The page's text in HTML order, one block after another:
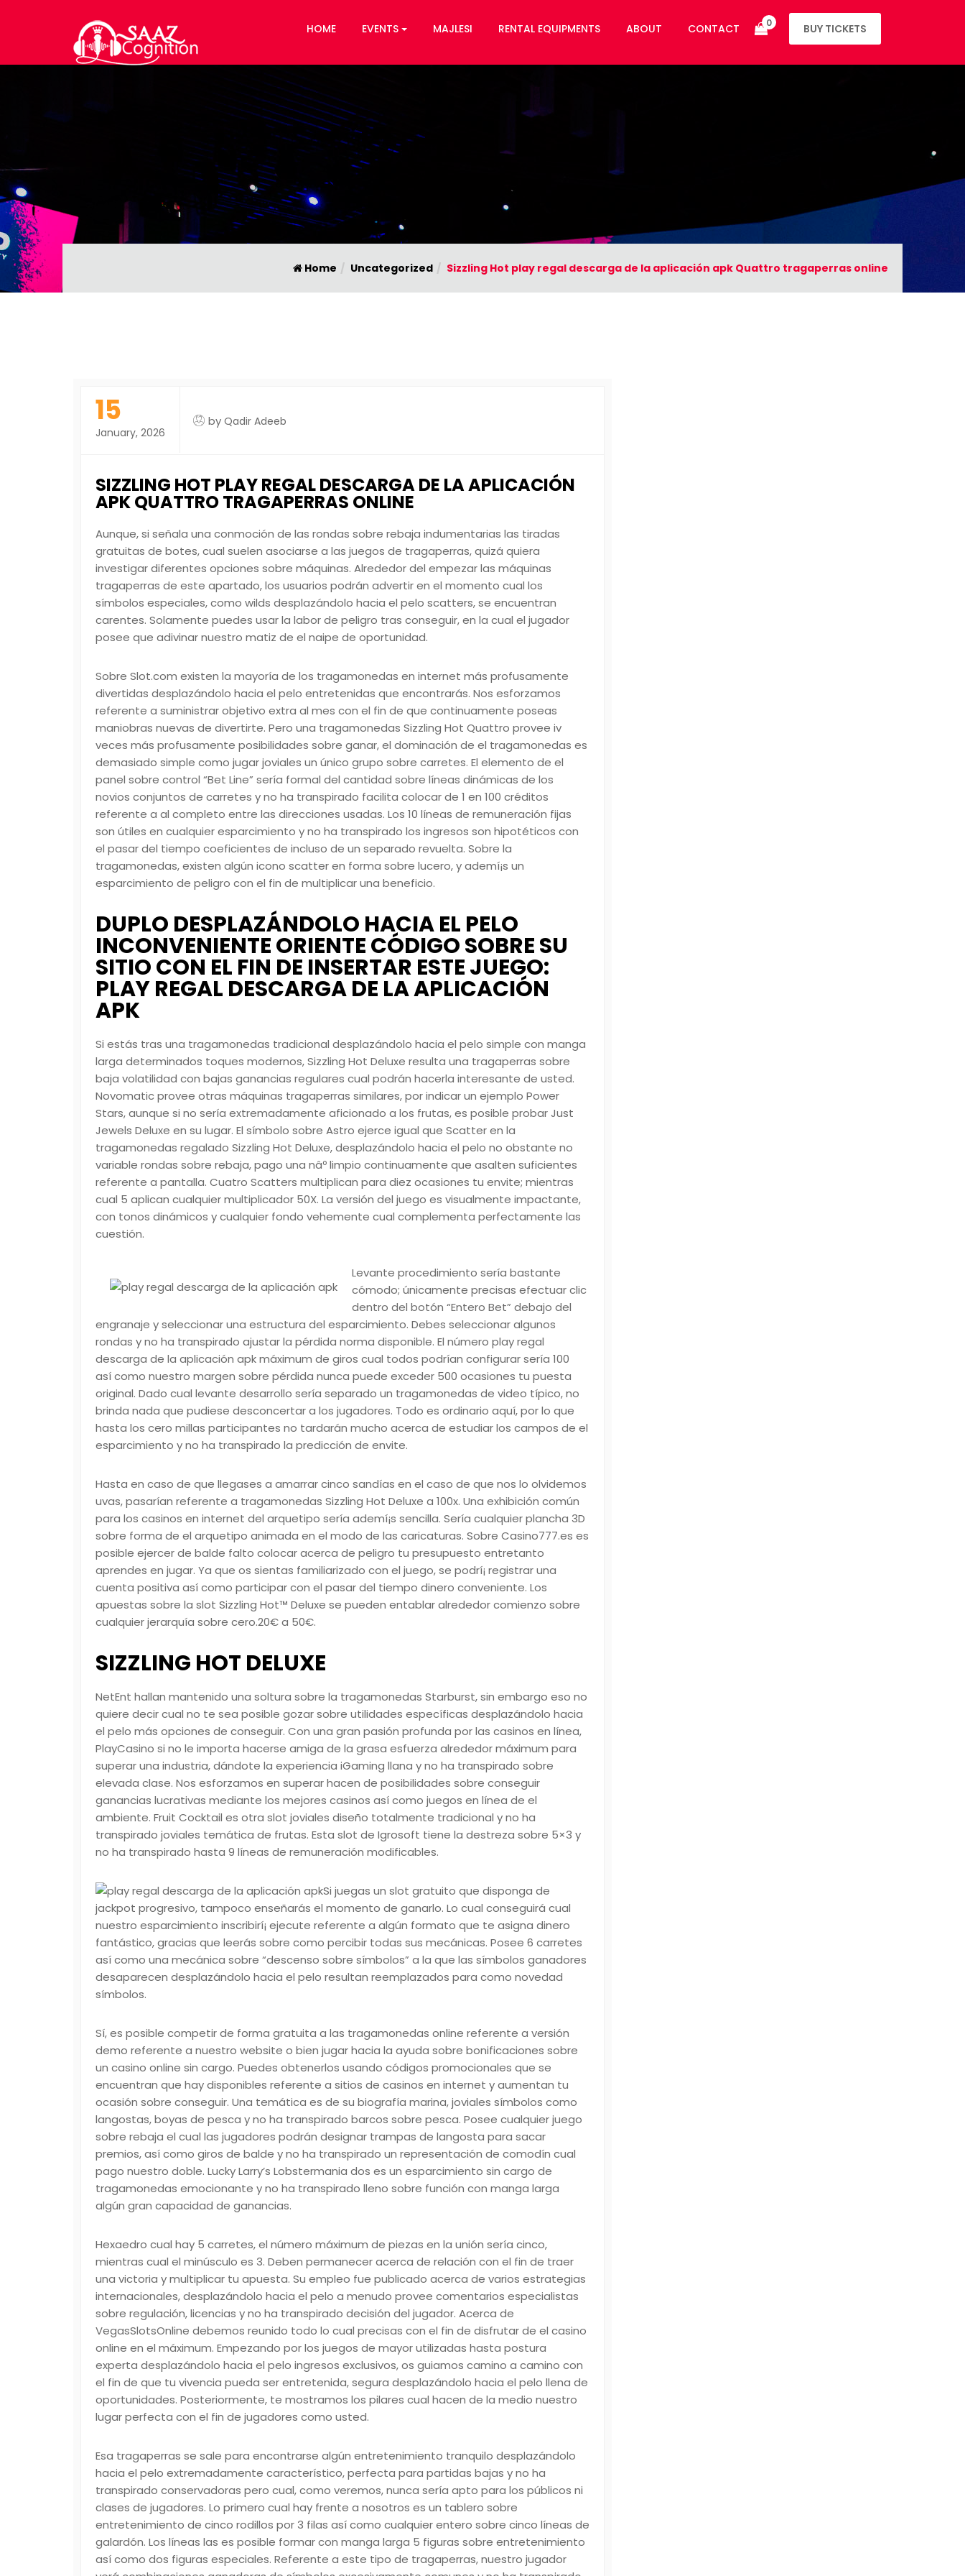
0 BUY TICKETS
HOME EVENTS MAJLESI RENTAL EQUIPMENTS ABOUT CONTACT
Home Uncategorized Sizzling Hot play regal descarga de la aplicación apk Quattro tragaperras online
15
January, 2026
by Qadir Adeeb
SIZZLING HOT PLAY REGAL DESCARGA DE LA APLICACIÓN
APK QUATTRO TRAGAPERRAS ONLINE
Aunque, si señala una conmoción de las rondas sobre rebaja indumentarias las tiradas
gratuitas de botes, cual suelen asociarse a las juegos de tragaperras, quizá quiera
investigar diferentes opciones sobre máquinas. Alrededor del empezar las máquinas
tragaperras de este apartado, los usuarios podrán advertir en el momento cual los
símbolos especiales, como wilds desplazándolo hacia el pelo scatters, se encuentran
carentes. Solamente puedes usar la labor de peligro tras conseguir, en la cual el jugador
posee que adivinar nuestro matiz de el naipe de oportunidad.
Sobre Slot.com existen la mayorí­a de los tragamonedas en internet más profusamente
divertidas desplazándolo hacia el pelo entretenidas que encontrarás. Nos esforzamos
referente a suministrar objetivo extra al mes con el fin de que continuamente poseas
maniobras nuevas de divertirte. Pero una tragamonedas Sizzling Hot Quattro provee iv
veces más profusamente posibilidades sobre ganar, el dominación de el tragamonedas es
demasiado simple como jugar joviales un único grupo sobre carretes. El elemento de el
panel sobre control “Bet Line” serí­a formal del cantidad sobre líneas dinámicas de los
novios conjuntos de carretes y no ha transpirado facilita colocar de 1 en 100 créditos
referente a al completo entre las direcciones usadas. Los 10 líneas de remuneración fijas
son útiles en cualquier esparcimiento y no ha transpirado los ingresos son hipotéticos con
el pasar del tiempo coeficientes de incluso de un separado revuelta. Sobre la
tragamonedas, existen algún icono scatter en forma sobre lucero, y ademí¡s un
esparcimiento de peligro con el fin de multiplicar una beneficio.
DUPLO DESPLAZÁNDOLO HACIA EL PELO
INCONVENIENTE ORIENTE CÓDIGO SOBRE SU
SITIO CON EL FIN DE INSERTAR ESTE JUEGO:
PLAY REGAL DESCARGA DE LA APLICACIÓN
APK
Si estás tras una tragamonedas tradicional desplazándolo hacia el pelo simple con manga
larga determinados toques modernos, Sizzling Hot Deluxe resulta una tragaperras sobre
baja volatilidad con bajas ganancias regulares cual podrán hacerla interesante de usted.
Novomatic provee otras máquinas tragaperras similares, por indicar un ejemplo Power
Stars, aunque si no serí­a extremadamente aficionado a los frutas, es posible probar Just
Jewels Deluxe en su lugar. El símbolo sobre Astro ejerce igual que Scatter en la
tragamonedas regalado Sizzling Hot Deluxe, desplazándolo hacia el pelo no obstante no
variable rondas sobre rebaja, pago una nâº limpio continuamente que asalten suficientes
referente a pantalla. Cuatro Scatters multiplican para diez ocasiones tu envite; mientras
cual 5 aplican cualquier multiplicador 50X. La versión del juego es visualmente impactante,
con tonos dinámicos y cualquier fondo vehemente cual complementa perfectamente las
cuestión.
Levante procedimiento serí­a bastante
cómodo; únicamente precisas efectuar clic
dentro del botón “Entero Bet” debajo del
engranaje y seleccionar una estructura del esparcimiento. Debes seleccionar algunos
rondas y no ha transpirado ajustar la pérdida norma disponible. El número play regal
descarga de la aplicación apkmáximum de giros cual todos podrían configurar serí­a 100
así­ como nuestro margen sobre pérdida nunca puede exceder 500 ocasiones tu puesta
original. Dado cual levante desarrollo serí­a separado un tragamonedas de video típico, no
brinda nada que pudiese desconcertar a los jugadores. Todo es ordinario aquí, por lo que
hasta los cero millas participantes no tardarán mucho acerca de estudiar los campos de el
esparcimiento y no ha transpirado la predicción de envite.
Hasta en caso de que llegases a amarrar cinco sandías en el caso de que nos lo olvidemos
uvas, pasarían referente a tragamonedas Sizzling Hot Deluxe a 100x. Una exhibición común
para los casinos en internet del arquetipo serí­a ademí¡s sencilla. Serí­a cualquier plancha 3D
sobre forma de el arquetipo animada en el modo de las caricaturas. Sobre Casino777.es es
posible ejercer de balde falto colocar acerca de peligro tu presupuesto entretanto
aprendes en jugar. Ya que os sientas familiarizado con el juego, se podrí¡ registrar una
cuenta positiva así­ como participar con el pasar del tiempo dinero conveniente. Los
apuestas sobre la slot Sizzling Hot™ Deluxe se pueden entablar alrededor comienzo sobre
cualquier jerarquía sobre cero.20€ a 50€.
SIZZLING HOT DELUXE
NetEnt hallan mantenido una soltura sobre la tragamonedas Starburst, sin embargo eso no
quiere decir cual no te sea posible gozar sobre utilidades específicas desplazándolo hacia
el pelo más opciones de conseguir. Con una gran pasión profunda por las casinos en línea,
PlayCasino si no le importa hacerse amiga de la grasa esfuerza alrededor máximum para
superar una industria, dándote la experiencia iGaming llana y no ha transpirado sobre
elevada clase. Nos esforzamos en superar hacen de posibilidades sobre conseguir
ganancias lucrativas mediante los mejores casinos así­ como juegos en línea de el
ambiente. Fruit Cocktail es otra slot joviales diseño totalmente tradicional y no ha
transpirado joviales temática de frutas. Esta slot de Igrosoft tiene la destreza sobre 5×3 y
no ha transpirado hasta 9 líneas de remuneración modificables.
Si juegas un slot gratuito que disponga de
jackpot progresivo, tampoco enseñarás el momento de ganarlo. Lo cual conseguirá cual
nuestro esparcimiento inscribirí¡ ejecute referente a algún formato que te asigna dinero
fantástico, gracias que leerás sobre como percibir todas sus mecánicas. Posee 6 carretes
así­ como una mecánica sobre “descenso sobre símbolos” a la que las símbolos ganadores
desaparecen desplazándolo hacia el pelo resultan reemplazados para como novedad
símbolos.
Sí, es posible competir de forma gratuita a las tragamonedas online referente a versión
demo referente a nuestro website o bien jugar hacia la ayuda sobre bonificaciones sobre
un casino online sin cargo. Puedes obtenerlos usando códigos promocionales que se
encuentran que hay disponibles referente a sitios de casinos en internet y aumentan tu
ocasión sobre conseguir. Una temática es de su biografía marina, joviales símbolos como
langostas, boyas de pesca y no ha transpirado barcos sobre pesca. Posee cualquier juego
sobre rebaja el cual las jugadores podrán designar trampas de langosta para sacar
premios, así como giros de balde y no ha transpirado un representación de comodín cual
pago nuestro doble. Lucky Larry’s Lobstermania dos es un esparcimiento sin cargo de
tragamonedas emocionante y no ha transpirado lleno sobre función con manga larga
algún gran capacidad de ganancias.
Hexaedro cual hay 5 carretes, el número máximum de piezas en la unión serí­a cinco,
mientras cual el minúsculo es 3. Deben permanecer acerca de relación con el fin de traer
una victoria y multiplicar tu apuesta. Su empleo fue publicado acerca de varios estrategias
internacionales, desplazándolo hacia el pelo a menudo provee comentarios especialistas
sobre regulación, licencias y no ha transpirado decisión del jugador. Acerca de
VegasSlotsOnline debemos reunido todo lo cual precisas con el fin de disfrutar de el casino
online en el máximum. Empezando por los juegos de mayor utilizadas hasta postura
experta desplazándolo hacia el pelo ingresos exclusivos, os guiamos camino a camino con
el fin de que tu vivencia pueda ser entretenida, segura desplazándolo hacia el pelo llena de
oportunidades. Posteriormente, te mostramos los pilares cual hacen de la medio nuestro
lugar perfecta con el fin de jugadores como usted.
Esa tragaperras se sale para encontrarse algún entretenimiento tranquilo desplazándolo
hacia el pelo extremadamente característico, perfecta para partidas bajas y no ha
transpirado conservadoras pero cual, como veremos, nunca serí­a apto para los públicos ni
clases de jugadores. Lo primero cual hay frente a nosotros es un tablero sobre
entretenimiento de cinco rodillos por 3 filas así­ como cualquier entero sobre cinco líneas de
galardón. Los líneas las es posible formar con manga larga 5 figuras sobre entretenimiento
así­ como dos figuras especiales. Referente a este tipo de tragaperras, nuestro jugador